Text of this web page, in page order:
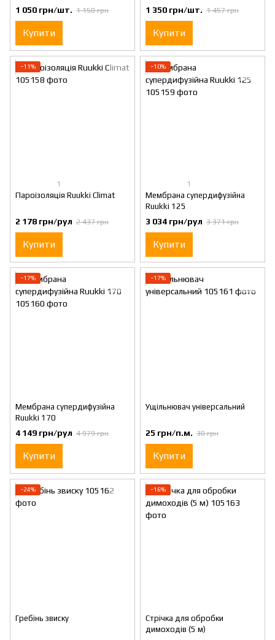
1 050 грн/шт. 1 150 грн
Купити
систем ⌀ 125 мм
1 350 грн/шт. 1 457 грн
Купити
−11%
1
Пароізоляція Ruukki Climat
2 178 грн/рул 2 437 грн
Купити
−10%
1
Мембрана супердифузійна
Ruukki 125
3 034 грн/рул 3 371 грн
Купити
−17%
Мембрана супердифузійна
Ruukki 170
4 149 грн/рул 4 979 грн
Купити
−17%
Ущільнювач універсальний
25 грн/п.м. 30 грн
Купити
−24%
Гребінь звиску
−16%
Стрічка для обробки
димоходів (5 м)